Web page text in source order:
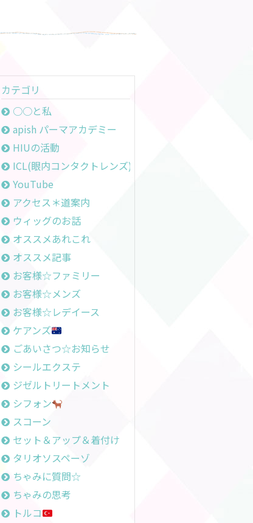
カテゴリ
○○と私
apish パーマアカデミー
HIUの活動
ICL(眼内コンタクトレンズ)のお話
YouTube
アクセス＊道案内
ウィッグのお話
オススメあれこれ
オススメ記事
お客様☆ファミリー
お客様☆メンズ
お客様☆レデイース
ケアンズ
ごあいさつ☆お知らせ
シールエクステ
ジゼルトリートメント
シフォン
スコーン
セット＆アップ＆着付け
タリオソスペーゾ
ちゃみに質問☆
ちゃみの思考
トルコ